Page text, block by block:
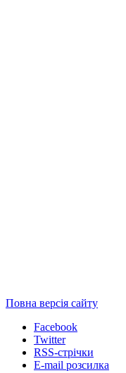
Повна версія сайту
Facebook
Twitter
RSS-стрічки
E-mail розсилка